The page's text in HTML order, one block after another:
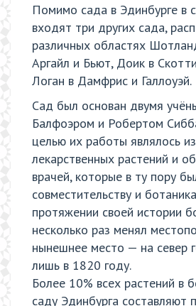
Помимо сада в Эдинбурге в
входят три других сада,
различных областях
Аргайл и Бьют, Доик в
Логан в Дамфрис и Галлоуэй.
Сад был основан двумя
Балфоэром и Робертом
целью их работы являлось
лекарственных растений и
врачей, которые в ту пору
совместительству и
протяжении своей истории
несколько раз менял
нынешнее место — на север
лишь в 1820 году.
Более 10% всех растений в
саду Эдинбурга составляют